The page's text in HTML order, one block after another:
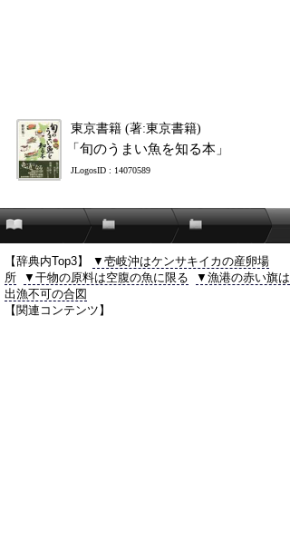
東京書籍 (著:東京書籍)
「旬のうまい魚を知る本」
JLogosID : 14070589
【辞典内Top3】
▼壱岐沖はケンサキイカの産卵場
所
▼干物の原料は空腹の魚に限る
▼漁港の赤い旗は
出漁不可の合図
【関連コンテンツ】